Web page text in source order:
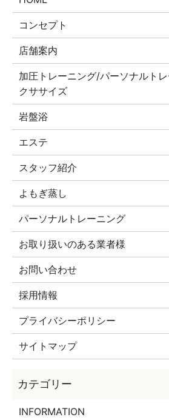
コンセプト
店舗案内
加圧トレーニング/パーソナルト
クササイズ
岩盤浴
エステ
スタッフ紹介
よもぎ蒸し
パーソナルトレーニング
お取り扱いのある業者様
お問い合わせ
採用情報
プライバシーポリシー
サイトマップ
INFORMATION